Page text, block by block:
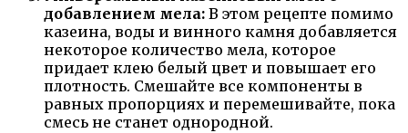
добавлением мела: В этом рецепте помимо
казеина, воды и винного камня добавляется
некоторое количество мела, которое
придает клею белый цвет и повышает его
плотность. Смешайте все компоненты в
равных пропорциях и перемешивайте, пока
смесь не станет однородной.